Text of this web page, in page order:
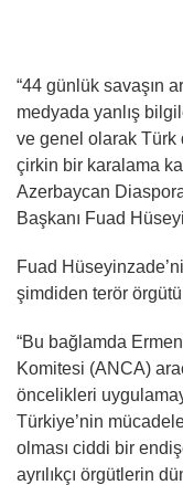
“44 günlük savaşın
medyada yanlış
ve genel olarak Türk
çirkin bir karalama
Azerbaycan
Başkanı Fuad
Fuad
şimdiden terör örgütü
“Bu bağlamda
Komitesi (ANCA)
öncelikleri
Türkiye’nin
olması ciddi bir
ayrılıkçı örgütlerin